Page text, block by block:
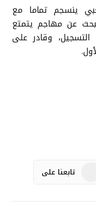
ينسجم تماما مع
عن مهاجم يتمتع
التسجيل، وقادر على
تابعنا على